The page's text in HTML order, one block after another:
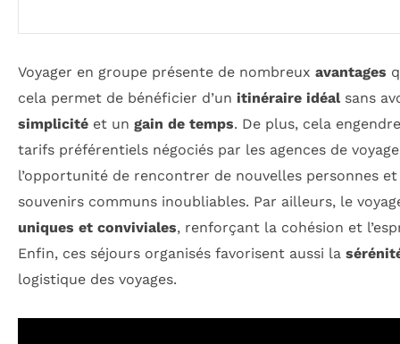
Voyager en groupe présente de nombreux avantages
cela permet de bénéficier d’un itinéraire idéalsans
simplicité et un gain de temps. De plus, cela
tarifs préférentiels négociés par les agences de
l’opportunité de rencontrer de nouvelles personnes
souvenirs communs inoubliables. Par ailleurs, le
uniques et conviviales, renforçant la cohésion et
Enfin, ces séjours organisés favorisent aussi la
logistique des voyages.